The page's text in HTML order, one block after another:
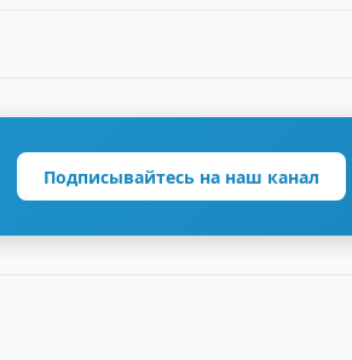
Подписывайтесь на наш канал